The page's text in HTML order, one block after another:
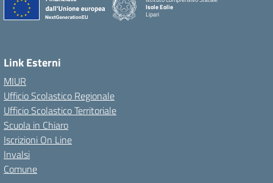
Isole Eolie
Lipari
Link Esterni
MIUR
Ufficio Scolastico Regionale
Ufficio Scolastico Territoriale
Scuola in Chiaro
Iscrizioni On Line
Invalsi
Comune